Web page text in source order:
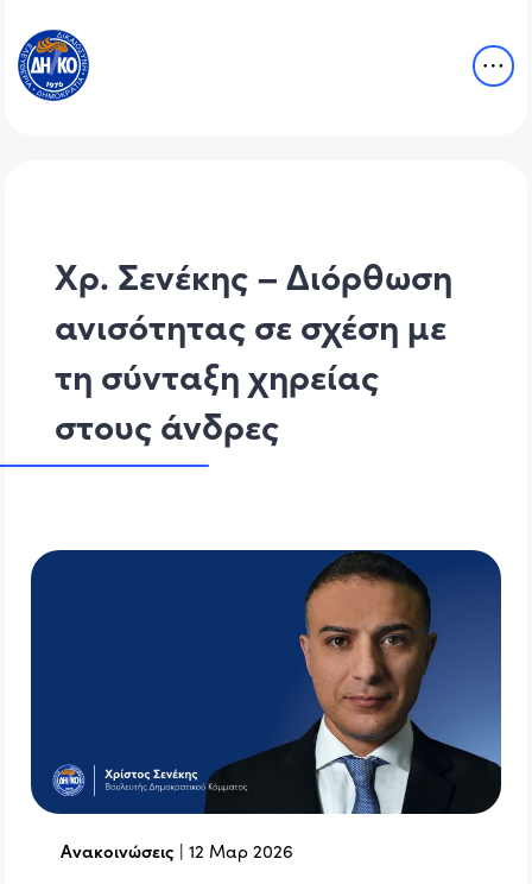
Χρ. Σενέκης – Διόρθωση
ανισότητας σε σχέση με
τη σύνταξη χηρείας
στους άνδρες
Ανακοινώσεις |12 Μαρ 2026